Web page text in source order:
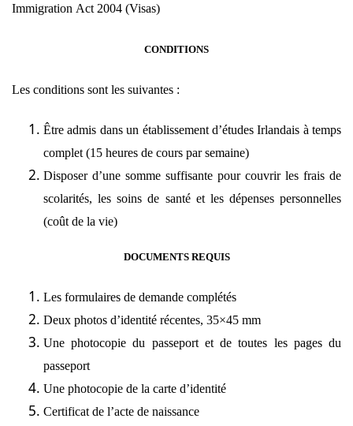
Immigration Act 2004 (Visas)
CONDITIONS
Les conditions sont les suivantes :
Être admis dans un établissement d’études Irlandais à temps
complet (15 heures de cours par semaine)
Disposer d’une somme suffisante pour couvrir les frais de
scolarités, les soins de santé et les dépenses personnelles
(coût de la vie)
DOCUMENTS REQUIS
Les formulaires de demande complétés
Deux photos d’identité récentes, 35×45 mm
Une photocopie du passeport et de toutes les pages du
passeport
Une photocopie de la carte d’identité
Certificat de l’acte de naissance